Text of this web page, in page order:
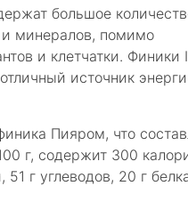
большое
минералов, помимо
и клетчатки. Финики
источник
Пияром, что
г, содержит 300
51 г углеводов, 20 г